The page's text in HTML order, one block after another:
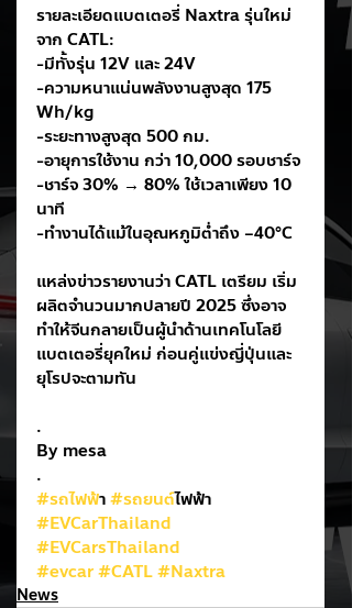
รายละเอียดแบตเตอรี่ Naxtra รุ่นใหม่
จาก CATL:
-มีทั้งรุ่น 12V และ 24V
-ความหนาแน่นพลังงานสูงสุด 175
Wh/kg
-ระยะทางสูงสุด 500 กม.
-อายุการใช้งาน กว่า 10,000 รอบชาร์จ
-ชาร์จ 30% → 80% ใช้เวลาเพียง 10
นาที
-ทำงานได้แม้ในอุณหภูมิต่ำถึง –40°C
แหล่งข่าวรายงานว่า CATL เตรียม เริ่ม
ผลิตจำนวนมากปลายปี 2025 ซึ่งอาจ
ทำให้จีนกลายเป็นผู้นำด้านเทคโนโลยี
แบตเตอรี่ยุคใหม่ ก่อนคู่แข่งญี่ปุ่นและ
ยุโรปจะตามทัน
.
By mesa
.
#รถไฟฟ้า #รถยนต์ไฟฟ้า
#EVCarThailand
#EVCarsThailand
#evcar#CATL#Naxtra
News